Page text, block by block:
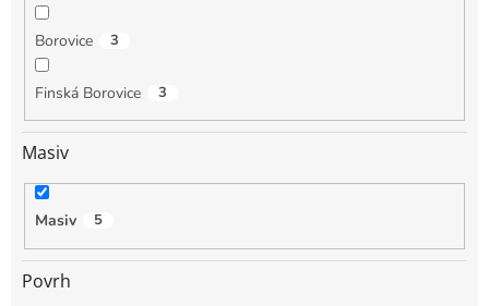
Borovice 3
Finská Borovice 3
Masiv
Masiv 5
Povrh